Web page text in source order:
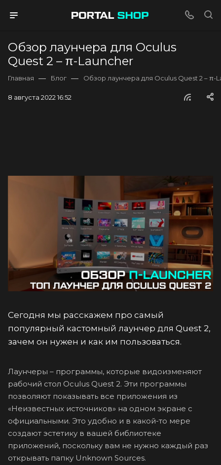
Обзор лаунчера для Oculus
Quest 2 – π-Launcher
Главная — Блог — Обзор лаунчера для Oculus Quest 2 – π-
8 августа 2022 16:52
Сегодня мы расскажем про самый
популярный кастомный лаунчер для Quest 2,
зачем он нужен и как им пользоваться.
Лаунчеры – программы, которые видоизменяют
рабочий стол Oculus Quest 2. Эти программы
позволяют показывать все приложения из
«Неизвестных источников» на одном экране с
официальными. Это удобно и в какой-то мере
создают эстетику в вашей библиотеке
приложений, поскольку вам не нужно каждый раз
открывать папку Unknown Sources.